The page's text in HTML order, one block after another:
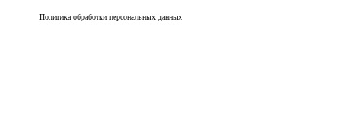
Политика обработки персональных данных